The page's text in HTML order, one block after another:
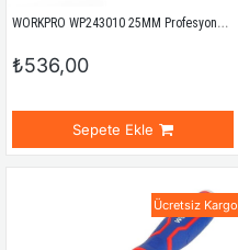
WORKPRO WP243010 25MM Profesyonel İskarpela
₺536,00
Sepete Ekle
Ücretsiz Kargo